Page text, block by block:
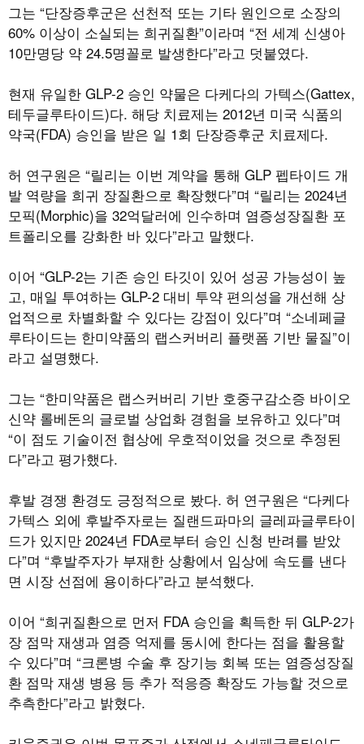
그는 “단장증후군은 선천적 또는 기타 원인으로 소장의
60% 이상이 소실되는 희귀질환”이라며 “전 세계 신생아
10만명당 약 24.5명꼴로 발생한다”라고 덧붙였다.
현재 유일한 GLP-2 승인 약물은 다케다의 가텍스(Gattex,
테두글루타이드)다. 해당 치료제는 2012년 미국 식품의
약국(FDA) 승인을 받은 일 1회 단장증후군 치료제다.
허 연구원은 “릴리는 이번 계약을 통해 GLP 펩타이드 개
발 역량을 희귀 장질환으로 확장했다”며 “릴리는 2024년
모픽(Morphic)을 32억달러에 인수하며 염증성장질환 포
트폴리오를 강화한 바 있다”라고 말했다.
이어 “GLP-2는 기존 승인 타깃이 있어 성공 가능성이 높
고, 매일 투여하는 GLP-2 대비 투약 편의성을 개선해 상
업적으로 차별화할 수 있다는 강점이 있다”며 “소네페글
루타이드는 한미약품의 랩스커버리 플랫폼 기반 물질”이
라고 설명했다.
그는 “한미약품은 랩스커버리 기반 호중구감소증 바이오
신약 롤베돈의 글로벌 상업화 경험을 보유하고 있다”며
“이 점도 기술이전 협상에 우호적이었을 것으로 추정된
다”라고 평가했다.
후발 경쟁 환경도 긍정적으로 봤다. 허 연구원은 “다케다
가텍스 외에 후발주자로는 질랜드파마의 글레파글루타이
드가 있지만 2024년 FDA로부터 승인 신청 반려를 받았
다”며 “후발주자가 부재한 상황에서 임상에 속도를 낸다
면 시장 선점에 용이하다”라고 분석했다.
이어 “희귀질환으로 먼저 FDA 승인을 획득한 뒤 GLP-2가
장 점막 재생과 염증 억제를 동시에 한다는 점을 활용할
수 있다”며 “크론병 수술 후 장기능 회복 또는 염증성장질
환 점막 재생 병용 등 추가 적응증 확장도 가능할 것으로
추측한다”라고 밝혔다.